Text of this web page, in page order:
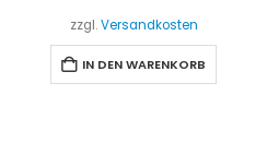
zzgl.Versandkosten
IN DEN WARENKORB